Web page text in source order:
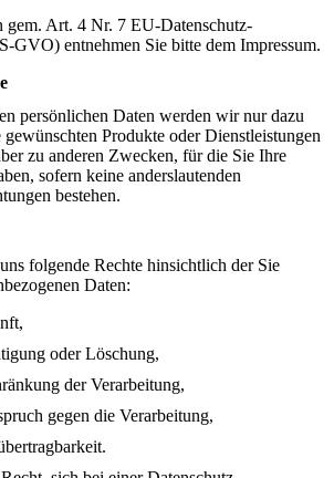
gem. Art. 4 Nr. 7 EU-Datenschutz-
GVO) entnehmen Sie bitte dem Impressum.
persönlichen Daten werden wir nur dazu
Produkte oder Dienstleistungen
zu anderen Zwecken, für die Sie Ihre
sofern keine anderslautenden
bestehen.
folgende Rechte hinsichtlich der Sie
Daten:
oder Löschung,
der Verarbeitung,
gegen die Verarbeitung,